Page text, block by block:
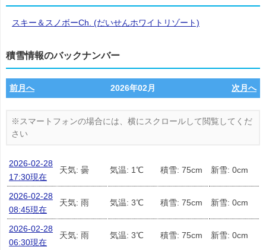
スキー＆スノボーCh. (だいせんホワイトリゾート)
積雪情報のバックナンバー
前月へ 2026年02月 次月へ
2026-02-28
17:30現在
天気: 曇 気温: 1℃ 積雪: 75cm 新雪: 0cm
2026-02-28
08:45現在
天気: 雨 気温: 3℃ 積雪: 75cm 新雪: 0cm
2026-02-28
06:30現在
天気: 雨 気温: 3℃ 積雪: 75cm 新雪: 0cm